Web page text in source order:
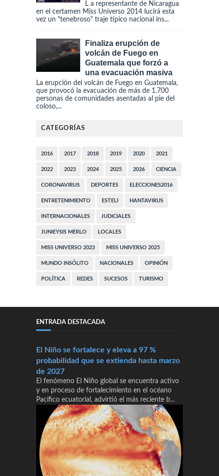
L a representante de Nicaragua
en el certamen Miss Universo 2014 lucirá esta
vez un "tenebroso" traje típico nacional ins...
Finaliza erupción de
volcán de Fuego en
Guatemala que forzó a
una evacuación masiva
La erupción del volcán de Fuego en Guatemala,
que provocó la evacuación de más de 1.700
personas de comunidades asentadas al pie del
coloso,...
CATEGORÍAS
2016 2017 2018 2019 2020 2021
2022 2023 2024 2025 2026 CIENCIA
CORONAVIRUS DEPORTES ELECCIONES2016
ENTRETENIMIENTO ESTELI HANTAVIRUS
INTERNACIONALES JUDICIALES
JUNIEYSIS MERLO LOCALES
MISS UNIVERSO 2023 MISS UNIVERSO 2025
MUNDO INSÓLITO NACIONALES OPINIÓN
POLÍTICA REDES SUCESOS TURISMO
ENTRADA DESTACADA
El Niño se fortalece y eleva a 97 %
probabilidad que se extienda hasta marzo
de 2027
El fenómeno El Niño global se encuentra activo
y en proceso de fortalecimiento en el océano
Pacífico ecuatorial, advirtió el más reciente b...